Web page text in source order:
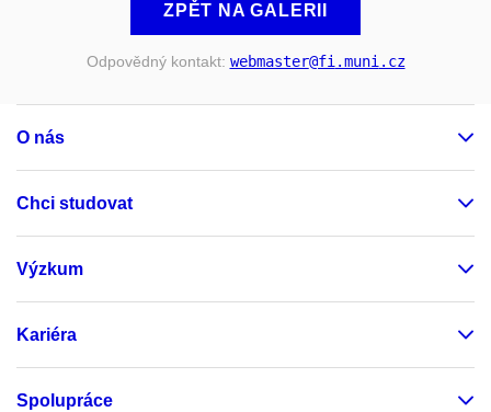
ZPĚT NA GALERII
Odpovědný kontakt: webmaster@fi .muni .cz
O nás
Chci studovat
Výzkum
Kariéra
Spolupráce